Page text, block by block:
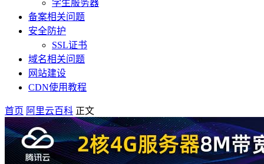
学生服务器
备案相关问题
安全防护
SSL证书
域名相关问题
网站建设
CDN使用教程
首页 阿里云百科 正文